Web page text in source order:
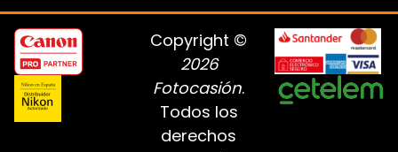
Copyright ©
2026
Fotocasión.
Todos los
derechos